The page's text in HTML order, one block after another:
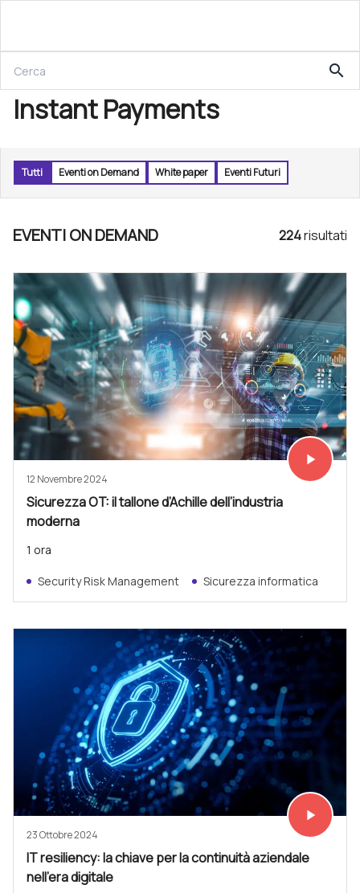
search
Instant Payments
Tutti Eventi on Demand White paper Eventi Futuri
EVENTI ON DEMAND 224risultati
Vedi subito
play_arrow
12 Novembre 2024
Sicurezza OT: il tallone d’Achille dell’industria
moderna
1 ora
Security Risk Management Sicurezza informatica
Vedi subito
play_arrow
23 Ottobre 2024
IT resiliency: la chiave per la continuità aziendale
nell’era digitale